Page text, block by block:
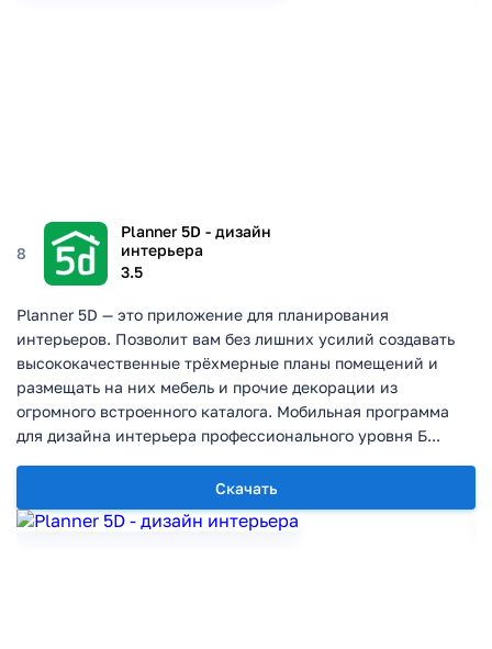
8
Planner 5D - дизайн
интерьера
3.5
Скачать
Planner 5D — это приложение для планирования
интерьеров. Позволит вам без лишних усилий создавать
высококачественные трёхмерные планы помещений и
размещать на них мебель и прочие декорации из
огромного встроенного каталога. Мобильная программа
для дизайна интерьера профессионального уровня Б...